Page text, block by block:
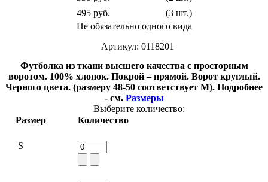
495 руб.
(3 шт.)
Не обязательно одного вида
Артикул: 0118201
Футболка из ткани высшего качества с просторным
воротом. 100% хлопок. Покрой – прямой. Ворот круглый.
Черного цвета. (размеру 48-50 соответствует M). Подробнее
- см. Размеры
Выберите количество:
Размер
Количество
S